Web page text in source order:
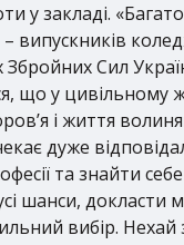
у закладі.
випускників
Збройних Сил
що у цивільному
і життя
дуже
та знайти
шанси, докласти
вибір. Нехай